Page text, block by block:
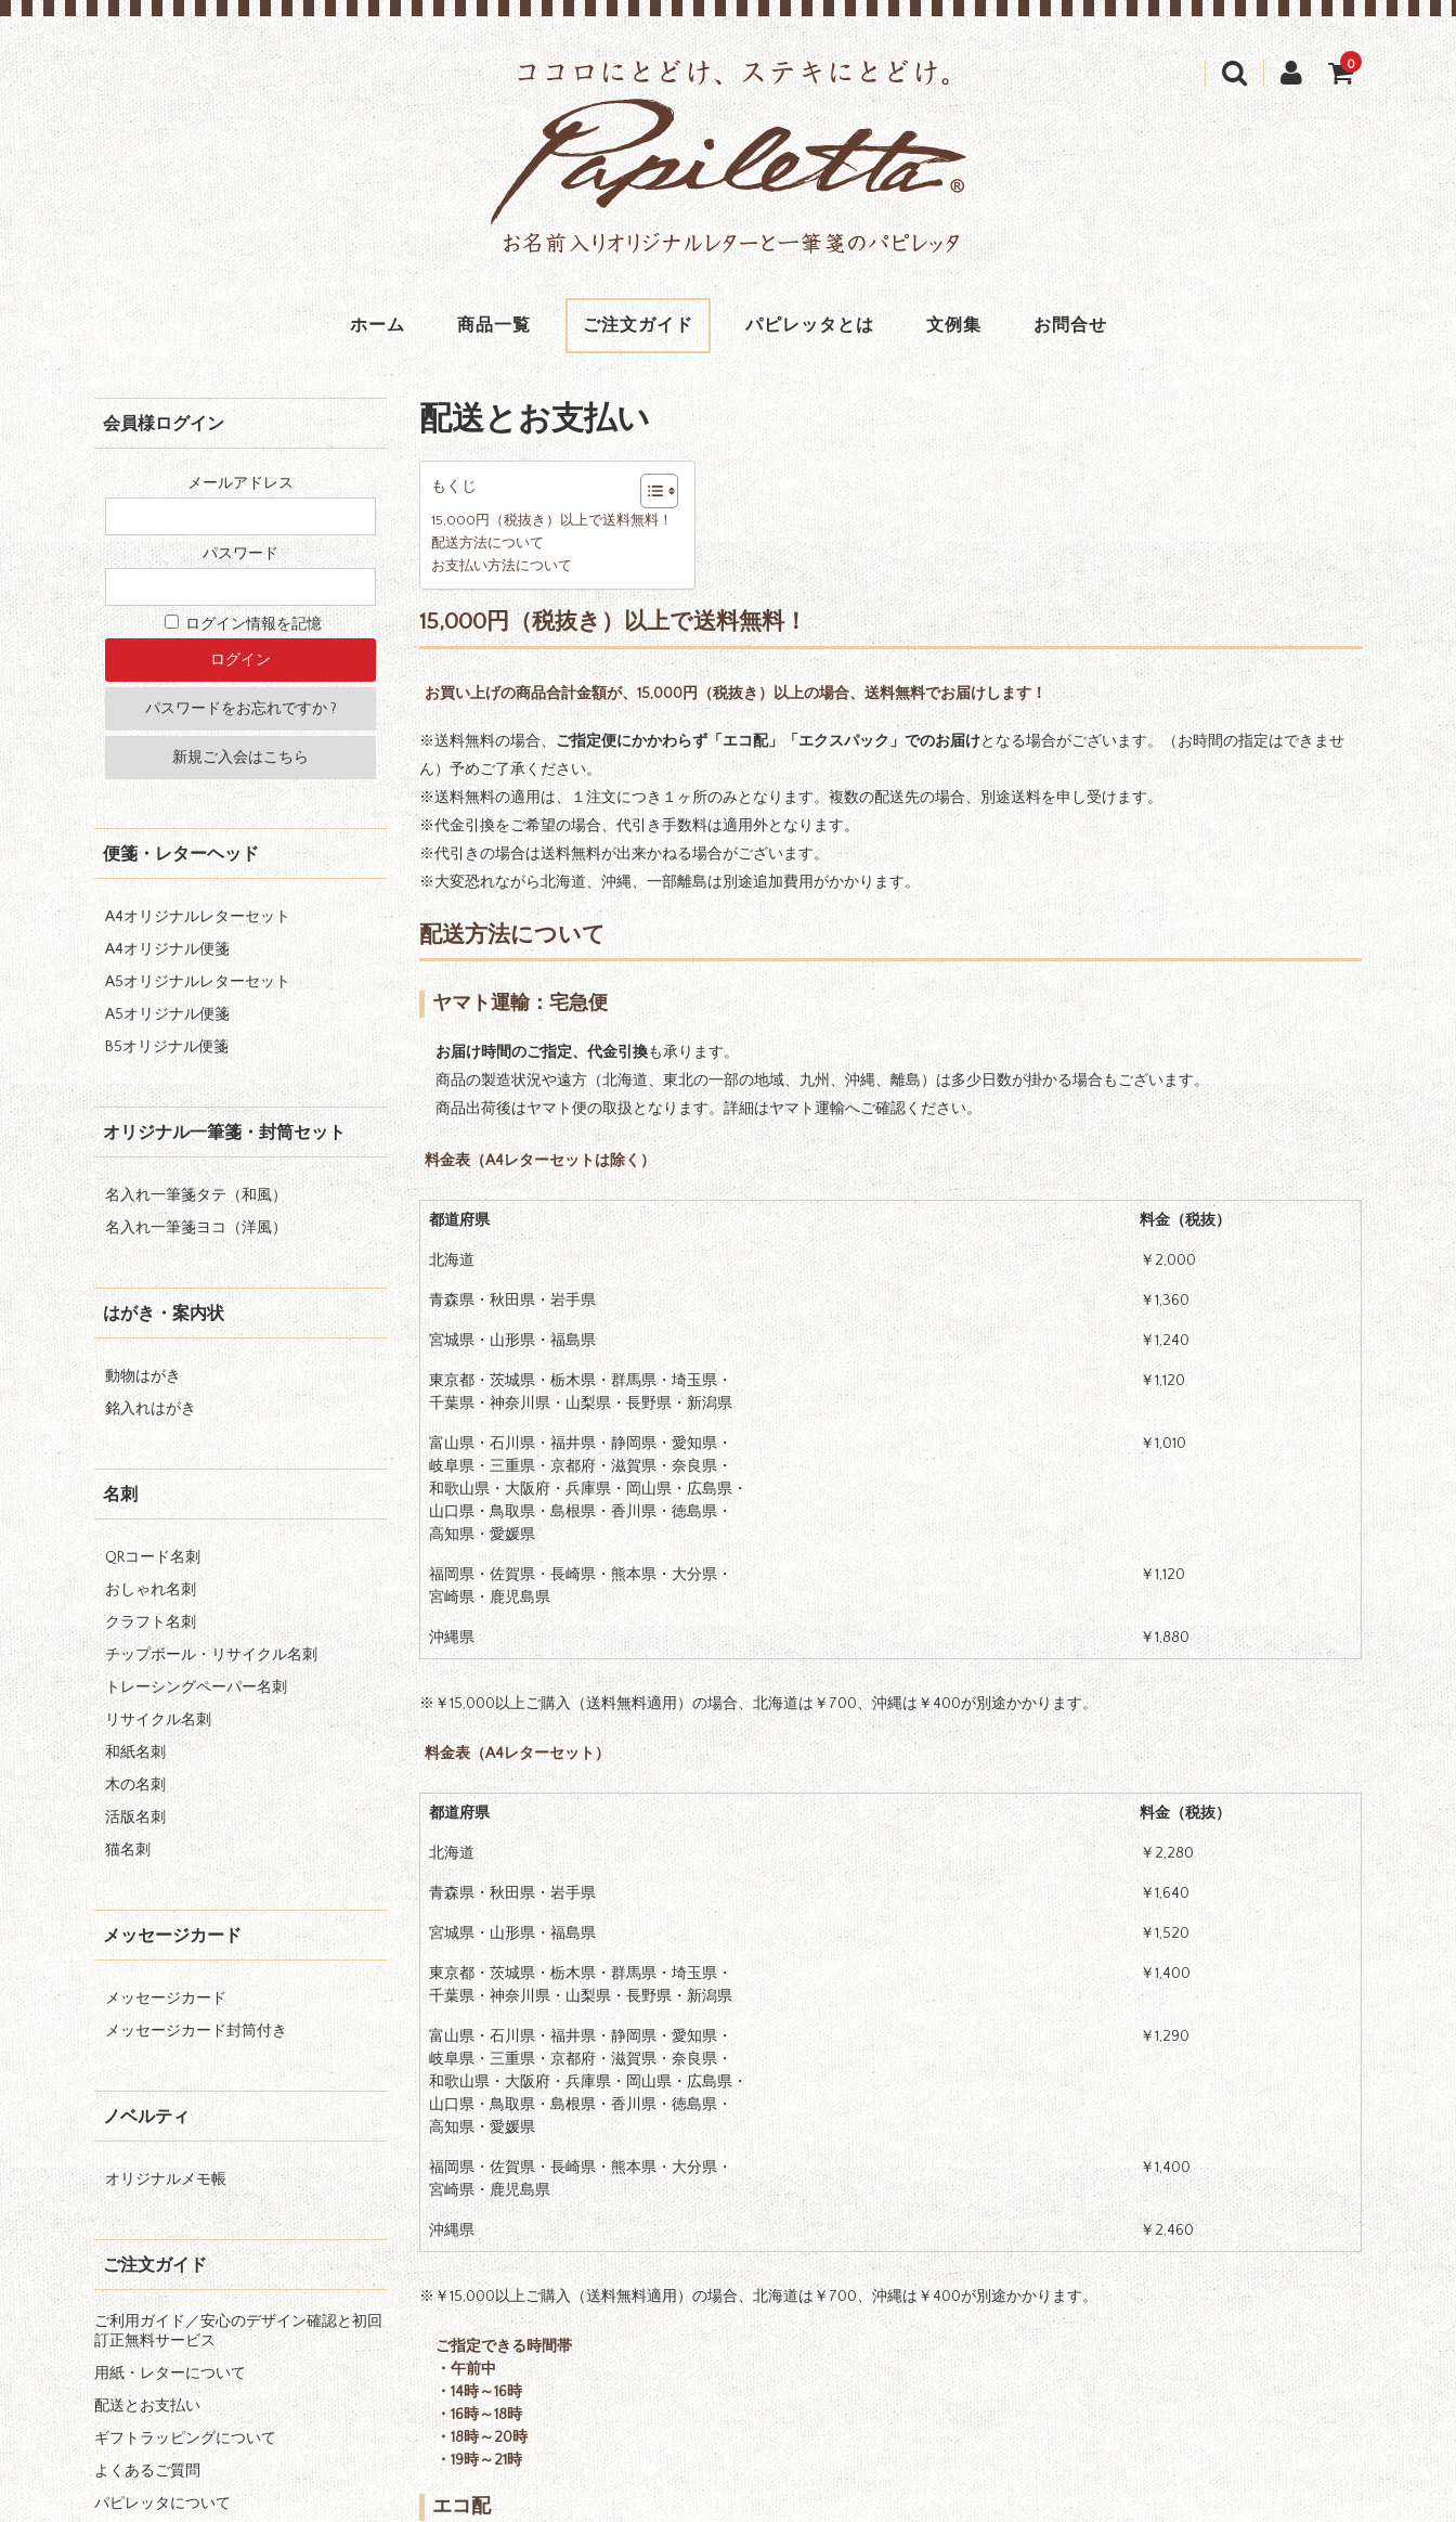
0
(カゴの商品数:0種類、合計数:0)
ホーム 商品一覧 ご注文ガイド パピレッタとは 文例集 お問合せ
配送とお支払い
もくじ
15,000円（税抜き）以上で送料無料！
配送方法について
お支払い方法について
15,000円（税抜き）以上で送料無料！
お買い上げの商品合計金額が、15,000円（税抜き）以上の場合、送料無料でお届けします！
※送料無料の場合、 ご指定便にかかわらず「エコ配」「エクスパック」でのお届けとなる場合がございます。（お時間の指定はできませ
ん）予めご了承ください。
※送料無料の適用は、１注文につき１ヶ所のみとなります。複数の配送先の場合、別途送料を申し受けます。
※代金引換をご希望の場合、代引き手数料は適用外となります。
※代引きの場合は送料無料が出来かねる場合がございます。
※大変恐れながら北海道、沖縄、一部離島は別途追加費用がかかります。
配送方法について
ヤマト運輸：宅急便
お届け時間のご指定、代金引換も承ります。
商品の製造状況や遠方（北海道、東北の一部の地域、九州、沖縄、離島）は多少日数が掛かる場合もございます。
商品出荷後はヤマト便の取扱となります。詳細はヤマト運輸へご確認ください。
料金表 （A4レターセットは除く）
都道府県 料金（税抜）
北海道 ￥2,000
青森県・秋田県・岩手県 ￥1,360
宮城県・山形県・福島県 ￥1,240
東京都・茨城県・栃木県・群馬県・埼玉県・
千葉県・神奈川県・山梨県・長野県・新潟県
￥1,120
富山県・石川県・福井県・静岡県・愛知県・
岐阜県・三重県・京都府・滋賀県・奈良県・
和歌山県・大阪府・兵庫県・岡山県・広島県・
山口県・鳥取県・島根県・香川県・徳島県・
高知県・愛媛県
￥1,010
福岡県・佐賀県・長崎県・熊本県・大分県・
宮崎県・鹿児島県
￥1,120
沖縄県 ￥1,880
※￥15,000以上ご購入（送料無料適用）の場合、北海道は￥700、沖縄は￥400が別途かかります。
料金表（A4レターセット）
都道府県 料金（税抜）
北海道 ￥2,280
青森県・秋田県・岩手県 ￥1,640
宮城県・山形県・福島県 ￥1,520
東京都・茨城県・栃木県・群馬県・埼玉県・
千葉県・神奈川県・山梨県・長野県・新潟県
￥1,400
富山県・石川県・福井県・静岡県・愛知県・
岐阜県・三重県・京都府・滋賀県・奈良県・
和歌山県・大阪府・兵庫県・岡山県・広島県・
山口県・鳥取県・島根県・香川県・徳島県・
高知県・愛媛県
￥1,290
福岡県・佐賀県・長崎県・熊本県・大分県・
宮崎県・鹿児島県
￥1,400
沖縄県 ￥2,460
※￥15,000以上ご購入（送料無料適用）の場合、北海道は￥700、沖縄は￥400が別途かかります。
ご指定できる時間帯
・午前中
・14時～16時
・16時～18時
・18時～20時
・19時～21時
エコ配
会員様ログイン
メールアドレス
パスワード
ログイン情報を記憶
パスワードをお忘れですか ?
新規ご入会はこちら
便箋・レターヘッド
A4オリジナルレターセット
A4オリジナル便箋
A5オリジナルレターセット
A5オリジナル便箋
B5オリジナル便箋
オリジナル一筆箋・封筒セット
名入れ一筆箋タテ（和風）
名入れ一筆箋ヨコ（洋風）
はがき・案内状
動物はがき
銘入れはがき
名刺
QRコード名刺
おしゃれ名刺
クラフト名刺
チップボール・リサイクル名刺
トレーシングペーパー名刺
リサイクル名刺
和紙名刺
木の名刺
活版名刺
猫名刺
メッセージカード
メッセージカード
メッセージカード封筒付き
ノベルティ
オリジナルメモ帳
ご注文ガイド
ご利用ガイド／安心のデザイン確認と初回
訂正無料サービス
用紙・レターについて
配送とお支払い
ギフトラッピングについて
よくあるご質問
パピレッタについて